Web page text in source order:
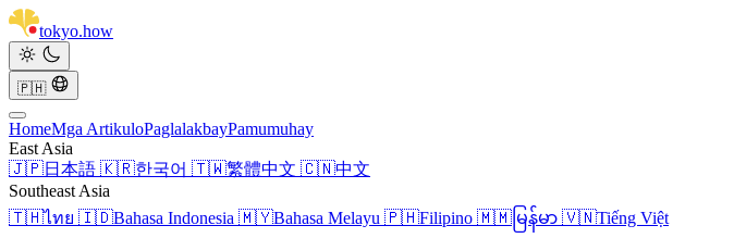
tokyo.how
🇵🇭
HomeMga ArtikuloPaglalakbayPamumuhay
East Asia
🇯🇵日本語 🇰🇷한국어 🇹🇼繁體中文 🇨🇳中文
Southeast Asia
🇹🇭ไทย 🇮🇩Bahasa Indonesia 🇲🇾Bahasa Melayu 🇵🇭Filipino 🇲🇲 မြန်မာ 🇻🇳Tiếng Việt